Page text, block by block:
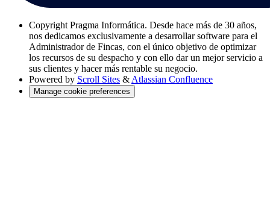
Copyright Pragma Informática. Desde hace más de 30 años,
nos dedicamos exclusivamente a desarrollar software para el
Administrador de Fincas, con el único objetivo de optimizar
los recursos de su despacho y con ello dar un mejor servicio a
sus clientes y hacer más rentable su negocio.
Powered by Scroll Sites & Atlassian Confluence
Manage cookie preferences